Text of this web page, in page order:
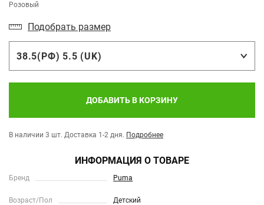
Розовый
Подобрать размер
38.5(РФ) 5.5 (UK)
ДОБАВИТЬ В КОРЗИНУ
В наличии 3 шт. Доставка 1-2 дня. Подробнее
ИНФОРМАЦИЯ О ТОВАРЕ
Бренд Puma
Возраст/Пол Детский